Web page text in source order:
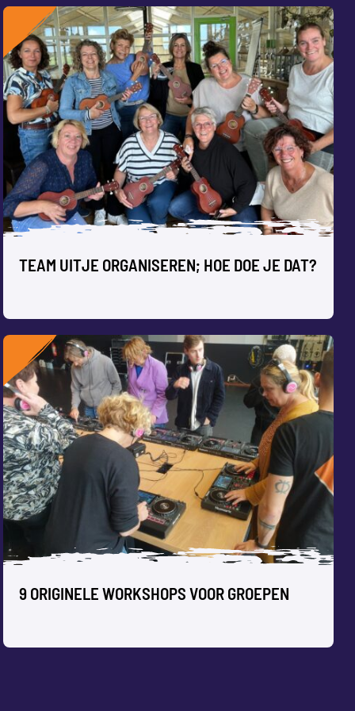
SUBSIDIE SCHOOL EN OMGEVING
Je hebt de subsidie school en omgeving binnen, maar hoe
zet je deze nu concreet in? Lees onze blog met creatieve
tips.
Samen leuke dingen doen zorgt voor plezier en
vermindering van stress. Maar welke activiteit kies je, en
TEAM UITJE ORGANISEREN; HOE DOE JE DAT?
TEAM UITJE ORGANISEREN; HOE DOE
JE DAT?
Leuke team uitjes hebben een positief effect op de
werksfeer, de productiviteit van werknemers en de
onderlinge verhoudingen in het team.
Maar hoe organiseer je zoiets, en waarop moet je letten?
team uitje, waaraan je moet denken bij
9 ORIGINELE WORKSHOPS VOOR GROEPEN